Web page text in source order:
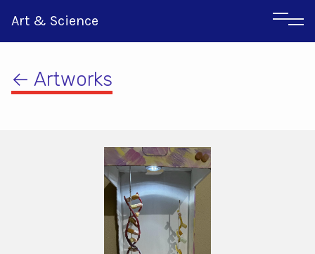
Art & Science
← Artworks